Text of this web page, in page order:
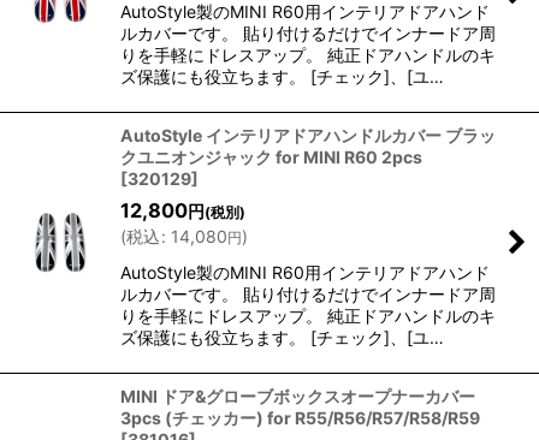
AutoStyle製のMINI R60用インテリアドアハンド
ルカバーです。 貼り付けるだけでインナードア周
りを手軽にドレスアップ。 純正ドアハンドルのキ
ズ保護にも役立ちます。 [チェック]、[ユ…
AutoStyle インテリアドアハンドルカバー ブラッ
クユニオンジャック for MINI R60 2pcs
[320129]
12,800円 (税別)
(税込: 14,080円)
AutoStyle製のMINI R60用インテリアドアハンド
ルカバーです。 貼り付けるだけでインナードア周
りを手軽にドレスアップ。 純正ドアハンドルのキ
ズ保護にも役立ちます。 [チェック]、[ユ…
MINI ドア&グローブボックスオープナーカバー
3pcs (チェッカー) for R55/R56/R57/R58/R59